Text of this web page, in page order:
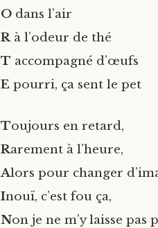
O dans l’air
Rà l’odeur de thé
T accompagné d’œufs
E pourri, ça sent le pet
Toujours en retard,
Rarement à l’heure,
Alors pour changer
Inouï, c’est fou ça,
Non je ne m’y laisse pas